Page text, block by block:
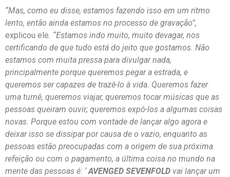
“Mas, como eu disse, estamos fazendo isso em um ritmo
lento, então ainda estamos no processo de gravação”,
explicou ele. “Estamos indo muito, muito devagar, nos
certificando de que tudo está do jeito que gostamos. Não
estamos com muita pressa para divulgar nada,
principalmente porque queremos pegar a estrada, e
queremos ser capazes de trazê-lo à vida. Queremos fazer
uma turnê, queremos viajar, queremos tocar músicas que as
pessoas queiram ouvir; queremos expô-los a algumas coisas
novas. Porque estou com vontade de lançar algo agora e
deixar isso se dissipar por causa de o vazio, enquanto as
pessoas estão preocupadas com a origem de sua próxima
refeição ou com o pagamento, a última coisa no mundo na
mente das pessoas é: ‘AVENGED SEVENFOLD vai lançar um